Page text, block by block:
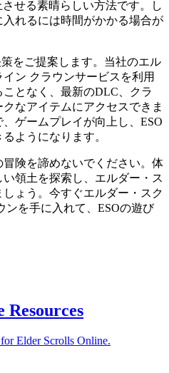
せる素晴らしい方法です。し
れるには時間がかかる場合が
をご提案します。当社のエル
ン クラウンサービスを利用
となく、最新のDLC、クラ
なアイテムにアクセスできま
ゲームプレイが向上し、ESO
ようになります。
険を諦めないでください。体
領土を探索し、エルダー・ス
ょう。今すぐエルダー・スク
ンを手に入れて、ESOの遊び
Elder Scrolls Online.